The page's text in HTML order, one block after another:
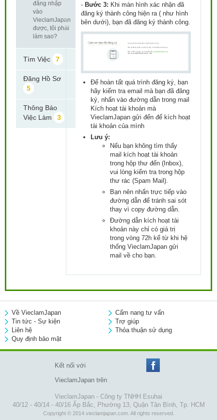
đăng nhập
vào
VieclamJapan
được, tôi phải
làm sao?
Tìm Việc 7
Đăng Hồ Sơ
5
Thông Báo
Việc Làm
3
- Bước 3: Khi màn hình xác nhận đã
đăng ký thành công hiện ra ( như hình
bên dưới), bạn đã đăng ký thành công.
Để hoàn tất quá trình đăng ký, bạn
hãy kiểm tra email mà bạn đã đăng
ký, nhấn vào đường dẫn trong mail
Kích hoạt tài khoản mà
VieclamJapan gửi đến để kích hoạt
tài khoản của mình
Lưu ý:
Nếu bạn không tìm thấy
mail kích hoạt tài khoản
trong hộp thư đến (Inbox),
vui lòng kiểm tra trong hộp
thư rác (Spam Mail).
Bạn nên nhấn trực tiếp vào
đường dẫn để tránh sai sót
thay vì copy đường dẫn.
Đường dẫn kích hoạt tài
khoản này chỉ có giá trị
trong vòng 72h kể từ khi hệ
thống VieclamJapan gửi
mail về cho bạn.
Về VieclamJapan
Cẩm nang tư vấn
Tin tức - Sự kiện
Trợ giúp
Liên hệ
Thỏa thuận sử dụng
Quy định bảo mật
Kết nối với
VieclamJapan trên
VieclamJapan - Công ty TNHH Esuhai
40/12 - 40/14 - 40/16 Ấp Bắc, Phường 13, Quận Tân Bình, Tp. HCM
Copyright © 2014 vieclamjapan.com. All rights reserved.